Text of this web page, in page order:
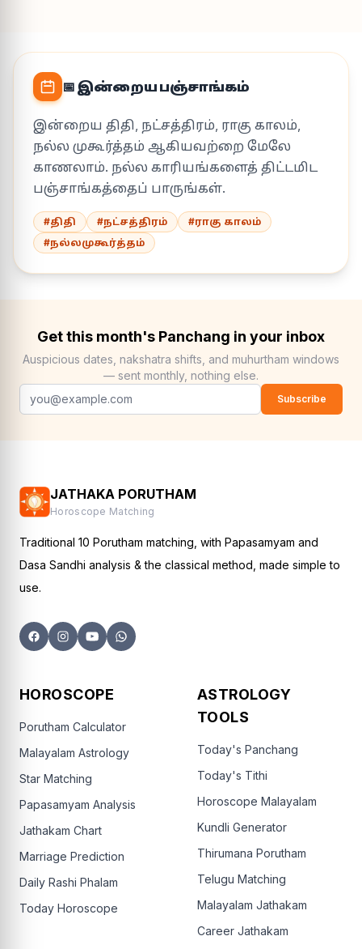
📅 இன்றைய பஞ்சாங்கம்
இன்றைய திதி, நட்சத்திரம், ராகு காலம்,
நல்ல முகூர்த்தம் ஆகியவற்றை மேலே
காணலாம். நல்ல காரியங்களைத் திட்டமிட
பஞ்சாங்கத்தைப் பாருங்கள்.
#திதி #நட்சத்திரம்
#ராகு காலம்
#நல்லமுகூர்த்தம்
Get this month's Panchang in your inbox
Auspicious dates, nakshatra shifts, and muhurtham windows
— sent monthly, nothing else.
Subscribe
JATHAKA PORUTHAM
Horoscope Matching
Traditional 10 Porutham matching, with Papasamyam and
Dasa Sandhi analysis & the classical method, made simple to
use.
HOROSCOPE
Porutham Calculator
Malayalam Astrology
Star Matching
Papasamyam Analysis
Jathakam Chart
Marriage Prediction
Daily Rashi Phalam
Today Horoscope
ASTROLOGY
TOOLS
Today's Panchang
Today's Tithi
Horoscope Malayalam
Kundli Generator
Thirumana Porutham
Telugu Matching
Malayalam Jathakam
Career Jathakam